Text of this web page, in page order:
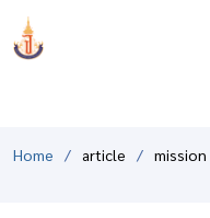
Home article mission